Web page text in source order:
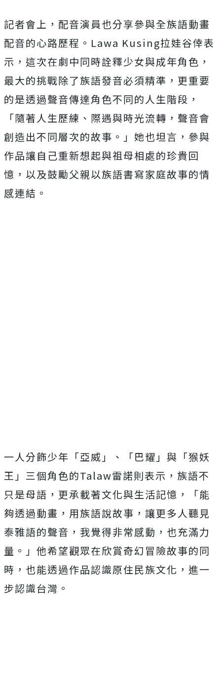
記者會上，配音演員也分享參與全族語動畫
配音的心路歷程。Lawa Kusing拉娃谷倖表
示，這次在劇中同時詮釋少女與成年角色，
最大的挑戰除了族語發音必須精準， 更重要
的是透過聲音傳達角色不同的人生階段，
「隨著人生歷練、 際遇與時光流轉，聲音會
創造出不同層次的故事。」她也坦言， 參與
作品讓自己重新想起與祖母相處的珍貴回
憶， 以及鼓勵父親以族語書寫家庭故事的情
感連結。
一人分飾少年「亞威」、「巴耀」與「猴妖
王」三個角色的Talaw雷諾則表示，族語不
只是母語，更承載著文化與生活記憶，「能
夠透過動畫，用族語說故事，讓更多人聽見
泰雅語的聲音， 我覺得非常感動，也充滿力
量。」 他希望觀眾在欣賞奇幻冒險故事的同
時， 也能透過作品認識原住民族文化，進一
步認識台灣。